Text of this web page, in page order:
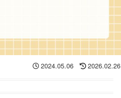
2024.05.06 2026.02.26